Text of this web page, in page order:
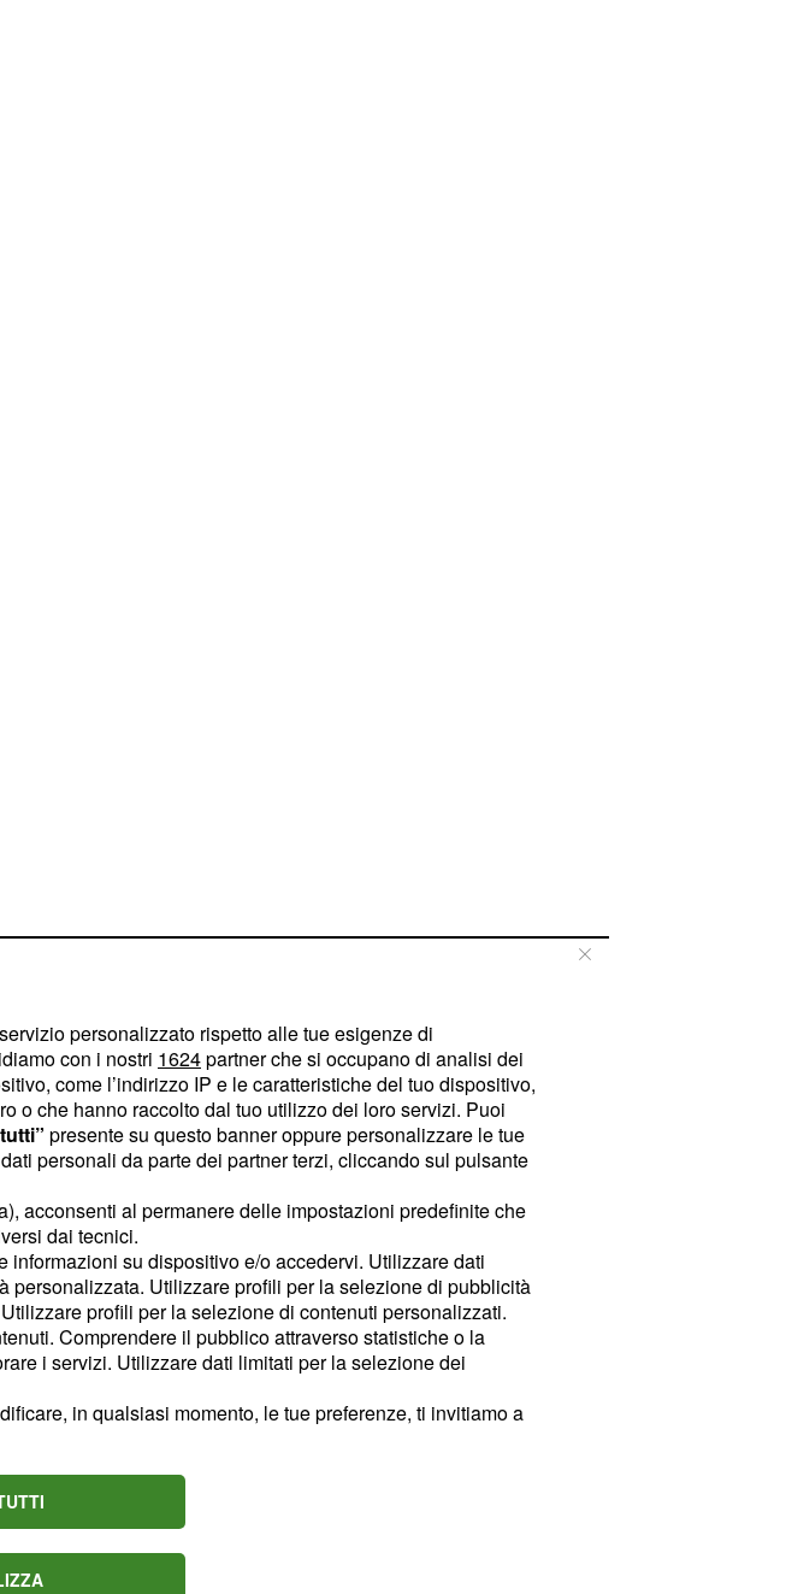
personalizzato rispetto alle tue esigenze di
con i nostri 1624partner che si occupano di analisi dei
come l’indirizzo IP e le caratteristiche del tuo dispositivo,
o che hanno raccolto dal tuo utilizzo dei loro servizi. Puoi
presente su questo banner oppure personalizzare le tue
personali da parte dei partner terzi, cliccando sul pulsante
acconsenti al permanere delle impostazioni predefinite che
dai tecnici.
su dispositivo e/o accedervi. Utilizzare dati
Utilizzare profili per la selezione di pubblicità
profili per la selezione di contenuti personalizzati.
Comprendere il pubblico attraverso statistiche o la
i servizi. Utilizzare dati limitati per la selezione dei
in qualsiasi momento, le tue preferenze, ti invitiamo a